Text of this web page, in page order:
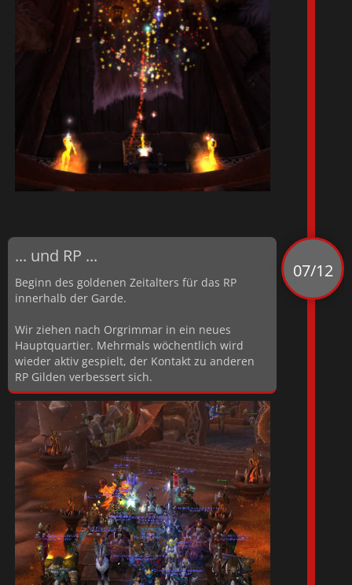
... und RP ...
Beginn des goldenen Zeitalters für das RP
innerhalb der Garde.
Wir ziehen nach Orgrimmar in ein neues
Hauptquartier. Mehrmals wöchentlich wird
wieder aktiv gespielt, der Kontakt zu anderen
RP Gilden verbessert sich.
07/12